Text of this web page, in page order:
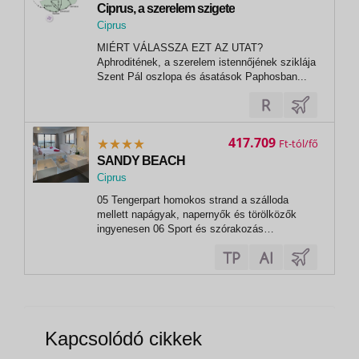
Ciprus, a szerelem szigete
Ciprus
Limassol
MIÉRT VÁLASSZA EZT AZ UTAT?
Aphroditének, a szerelem istennőjének sziklája
Szent Pál oszlopa és ásatások Paphosban...
SANDY BEACH
Ciprus
Larnaca
05 Tengerpart homokos strand a szálloda
mellett napágyak, napernyők és törölközők
ingyenesen 06 Sport és szórakozás
szórakozás térítés ellenében masszázs
szauna gőzfürdő pezsgőfürdő kozmetikai
417.709 Ft
Kapcsolódó cikkek